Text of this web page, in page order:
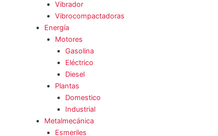
Vibrador
Vibrocompactadoras
Energía
Motores
Gasolina
Eléctrico
Diesel
Plantas
Domestico
Industrial
Metalmecánica
Esmeriles